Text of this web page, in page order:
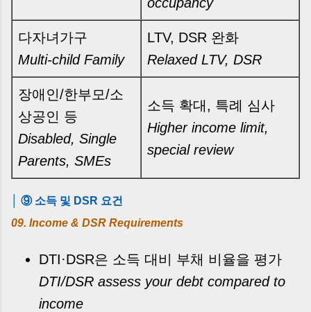
다자녀가구
Multi-child Family
LTV, DSR 완화
Relaxed LTV, DSR
장애인/한부모/소
상공인 등
Disabled, Single
Parents, SMEs
소득 확대, 특례 심사
Higher income limit,
special review
│ ⑨ 소득 및 DSR 요건
09. Income & DSR Requirements
DTI·DSR은 소득 대비 부채 비율을 평가
DTI/DSR assess your debt compared to
income